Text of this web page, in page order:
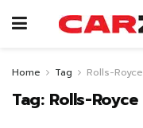
Home Tag Rolls-Royce
Tag: Rolls-Royce